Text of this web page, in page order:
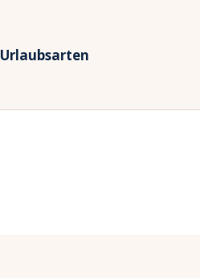
Urlaubsarten